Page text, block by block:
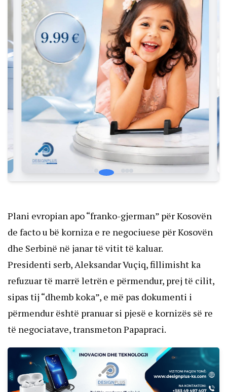
Plani evropian apo “franko-gjerman” për Kosovën
de facto u bë korniza e re negociuese për Kosovën
dhe Serbinë në janar të vitit të kaluar.
Presidenti serb, Aleksandar Vuçiq, fillimisht ka
refuzuar të marrë letrën e përmendur, prej të cilit,
sipas tij “dhemb koka”, e më pas dokumenti i
përmendur është pranuar si pjesë e kornizës së re
të negociatave, transmeton Papapraci.